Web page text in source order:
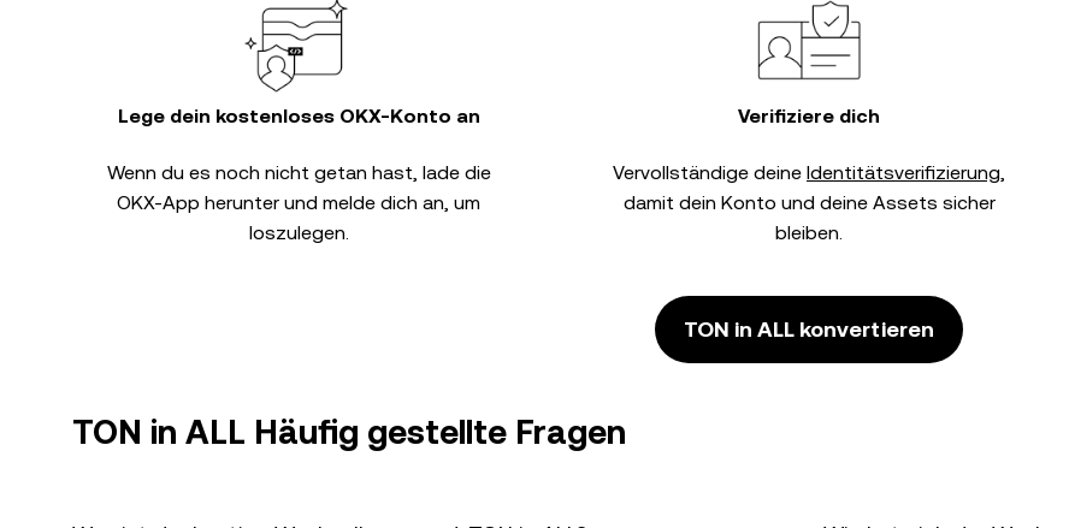
Lege dein kostenloses OKX-Konto an
Wenn du es noch nicht getan hast, lade die
OKX-App herunter und melde dich an, um
loszulegen.
Verifiziere dich
Vervollständige deine Identitätsverifizierung,
damit dein Konto und deine Assets sicher
bleiben.
TON in ALL konvertieren
TON in ALL Häufig gestellte Fragen